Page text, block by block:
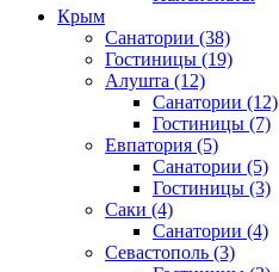
Крым
Санатории (38)
Гостиницы (19)
Алушта (12)
Санатории (12)
Гостиницы (7)
Евпатория (5)
Санатории (5)
Гостиницы (3)
Саки (4)
Санатории (4)
Севастополь (3)